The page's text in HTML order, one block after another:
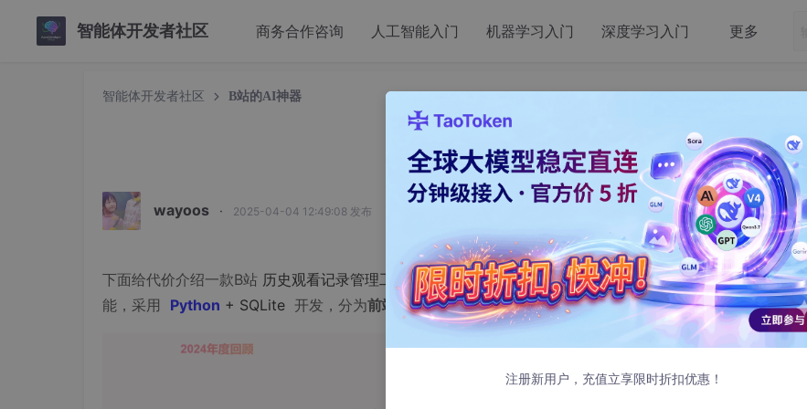
智能体开发者社区 商务合作咨询 人工智能入门 机器学习入门 深度学习入门 更多
智能体开发者社区 B站的AI神器
B站的AI神器
wayoos · 2025-04-04 12:49:08 发布
下面给代价介绍一款B站 历史观看记录管理工具 ，可以保存观看记录，支持 视频下载 、 数据分析 、 AI摘要
能，采用
Python + SQLite 开发，分为前端和后端。
注册新用户，充值立享限时折扣优惠！